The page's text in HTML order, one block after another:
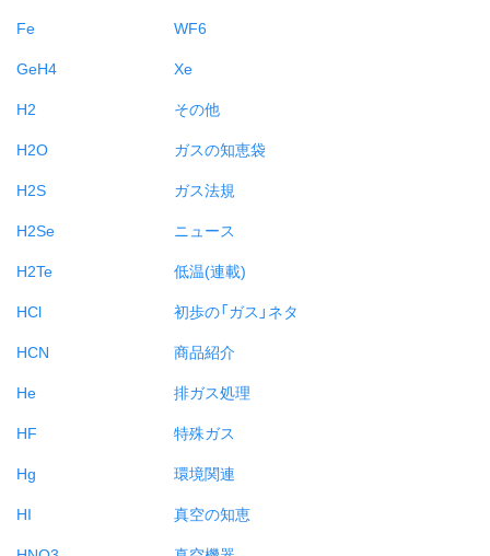
Fe
GeH4
H2
H2O
H2S
H2Se
H2Te
HCl
HCN
He
HF
Hg
HI
WF6
Xe
その他
ガスの知恵袋
ガス法規
ニュース
低温(連載)
初歩の「ガス」ネタ
商品紹介
排ガス処理
特殊ガス
環境関連
真空の知恵